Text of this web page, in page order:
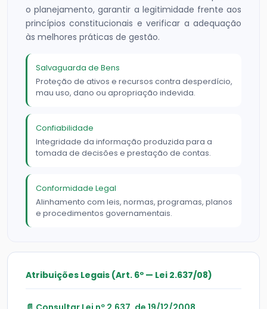
o planejamento, garantir a legitimidade frente aos
princípios constitucionais e verificar a adequação
às melhores práticas de gestão.
Salvaguarda de Bens
Proteção de ativos e recursos contra desperdício,
mau uso, dano ou apropriação indevida.
Confiabilidade
Integridade da informação produzida para a
tomada de decisões e prestação de contas.
Conformidade Legal
Alinhamento com leis, normas, programas, planos
e procedimentos governamentais.
Atribuições Legais (Art. 6º — Lei 2.637/08)